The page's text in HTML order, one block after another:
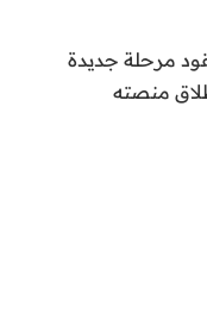
مرحلة جديدة
منصته